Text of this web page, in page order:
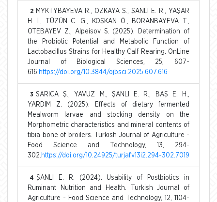
2 MYKTYBAYEVA R., ÖZKAYA S., ŞANLI E. R., YAŞAR
H. İ., TÜZÜN C. G., KOŞKAN Ö., BORANBAYEVA T.,
OTEBAYEV Z., Alpeisov S. (2025). Determination of
the Probiotic Potential and Metabolic Function of
Lactobacillus Strains for Healthy Calf Rearing. OnLine
Journal of Biological Sciences, 25, 607-
616. https://doi.org/10.3844/ojbsci.2025.607.616
3 SARICA Ş., YAVUZ M., ŞANLI E. R., BAŞ E. H.,
YARDIM Z. (2025). Effects of dietary fermented
Mealworm larvae and stocking density on the
Morphometric characteristics and mineral contents of
tibia bone of broilers. Turkish Journal of Agriculture -
Food Science and Technology, 13, 294-
302. https://doi.org/10.24925/turjaf.v13i2.294-302.7019
4 ŞANLI E. R. (2024). Usability of Postbiotics in
Ruminant Nutrition and Health. Turkish Journal of
Agriculture - Food Science and Technology, 12, 1104-